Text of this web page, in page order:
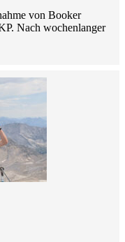
von Booker
Nach wochenlanger